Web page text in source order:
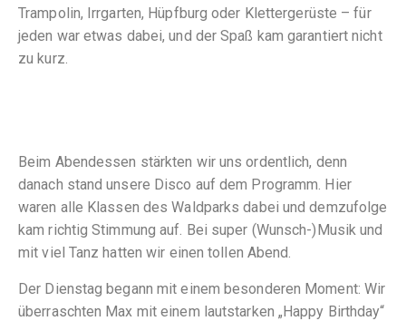
Trampolin, Irrgarten, Hüpfburg oder Klettergerüste – für
jeden war etwas dabei, und der Spaß kam garantiert nicht
zu kurz.
Beim Abendessen stärkten wir uns ordentlich, denn
danach stand unsere Disco auf dem Programm. Hier
waren alle Klassen des Waldparks dabei und demzufolge
kam richtig Stimmung auf. Bei super (Wunsch-)Musik und
mit viel Tanz hatten wir einen tollen Abend.
Der Dienstag begann mit einem besonderen Moment: Wir
überraschten Max mit einem lautstarken „Happy Birthday“